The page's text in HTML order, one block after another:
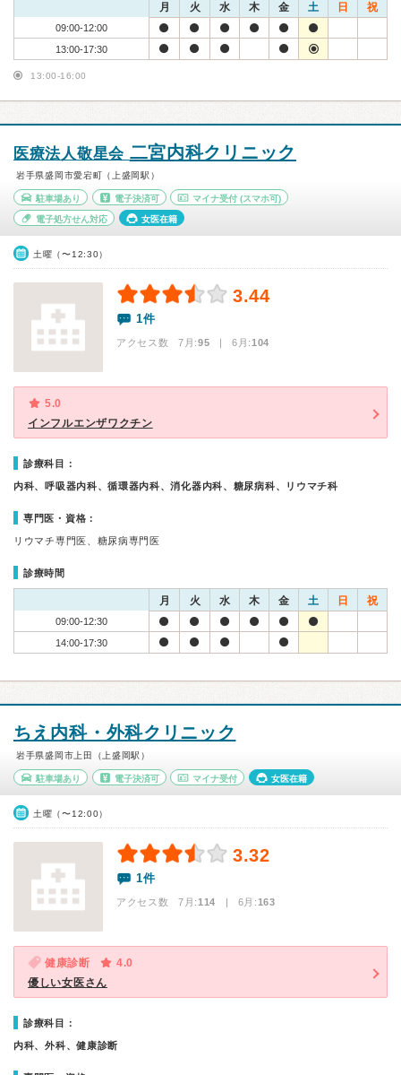
月 火 水 木 金 土 日 祝
09:00-12:00
13:00-17:30
13:00-16:00
医療法人敬星会 二宮内科クリニック
岩手県盛岡市愛宕町（上盛岡駅）
駐車場あり 電子決済可 マイナ受付 (スマホ可)
電子処方せん対応 女医在籍
土曜（〜12:30）
3.44
1件
アクセス数 7月:95 | 6月:104
5.0
インフルエンザワクチン
診療科目：
内科、呼吸器内科、循環器内科、消化器内科、糖尿病科、リウマチ科
専門医・資格：
リウマチ専門医、糖尿病専門医
診療時間
月 火 水 木 金 土 日 祝
09:00-12:30
14:00-17:30
ちえ内科・外科クリニック
岩手県盛岡市上田（上盛岡駅）
駐車場あり 電子決済可 マイナ受付 女医在籍
土曜（〜12:00）
3.32
1件
アクセス数 7月:114 | 6月:163
健康診断
4.0
優しい女医さん
診療科目：
内科、外科、健康診断